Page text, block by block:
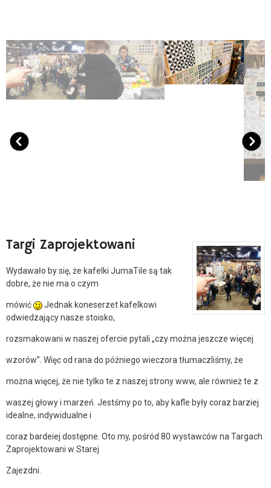
Wydawało by się, że kafelki JumaTile są tak
mówić
Jednak koneserzet kafelkowi
rozsmakowani w naszej ofercie pytali „czy można jeszcze więcej
wzorów”. Więc od rana do późniego wieczora tłumaczliśmy, że
można więcej, że nie tylko te z naszej strony www, ale również te z
waszej głowy i marzeń. Jestśmy po to, aby kafle były coraz barziej
coraz bardeiej dostępne. Oto my, pośród 80 wystawców na Targach
Zajezdni.
I am text block. Click edit button to change this text. Lorem ipsum